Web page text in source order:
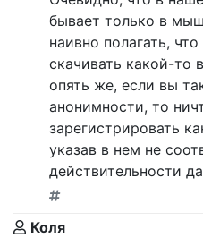
бывает только в
наивно полагать,
скачивать какой-то
опять же, если вы
анонимности, то
зарегистрировать
указав в нем не
действительности
Коля